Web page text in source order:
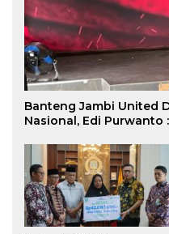
Banteng Jambi United
Nasional, Edi Purwanto